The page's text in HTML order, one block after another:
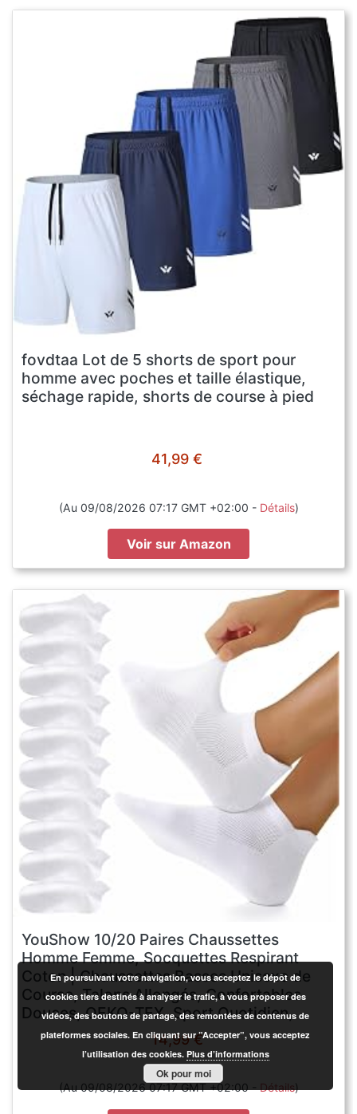
fovdtaa Lot de 5 shorts de sport pour
homme avec poches et taille élastique,
séchage rapide, shorts de course à pied
41,99 €
(Au 09/08/2026 07:17 GMT +02:00 - Détails)
Voir sur Amazon
YouShow 10/20 Paires Chaussettes
Homme Femme, Socquettes Respirant
Coton | Chaussettes Basses Unisexe de
Course, Talons Allongés, Confortables
Douces, OEKO-TEX, Sport Quotidien,
Blanc Noir Gris 35-5014,99 €
(Au 09/08/2026 07:17 GMT +02:00 -Détails)
En poursuivant votre navigation, vous acceptez le dépôt de
cookies tiers destinés à analyser le trafic, à vous proposer des
vidéos, des boutons de partage, des remontées de contenus de
plateformes sociales. En cliquant sur ”Accepter”, vous acceptez
l’utilisation des cookies. Plus d’informations
Ok pour moi